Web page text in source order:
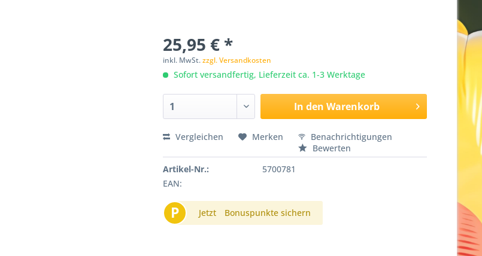
25,95 € *
inkl. MwSt.zzgl. Versandkosten
Sofort versandfertig, Lieferzeit ca. 1-3 Werktage
In den Warenkorb
Vergleichen Merken
Benachrichtigungen
Bewerten
Artikel-Nr.:
5700781
EAN:
P Jetzt Bonuspunkte sichern